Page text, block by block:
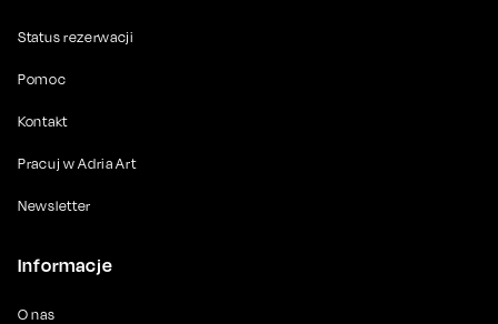
Status rezerwacji
Pomoc
Kontakt
Pracuj w Adria Art
Newsletter
Informacje
O nas